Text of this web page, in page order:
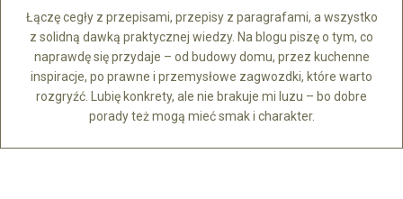
Łączę cegły z przepisami, przepisy z paragrafami, a wszystko
z solidną dawką praktycznej wiedzy. Na blogu piszę o tym, co
naprawdę się przydaje – od budowy domu, przez kuchenne
inspiracje, po prawne i przemysłowe zagwozdki, które warto
rozgryźć. Lubię konkrety, ale nie brakuje mi luzu – bo dobre
porady też mogą mieć smak i charakter.